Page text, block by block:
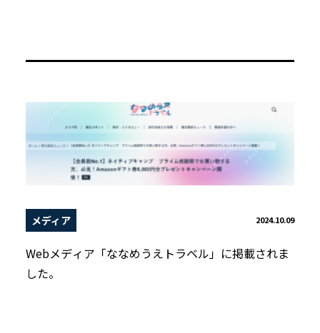
メディア 2024.10.09
Webメディア「ななめうえトラベル」に掲載されま
した。